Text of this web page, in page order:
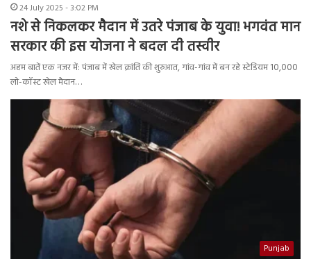
24 July 2025 - 3:02 PM
नशे से निकलकर मैदान में उतरे पंजाब के युवा! भगवंत मान
सरकार की इस योजना ने बदल दी तस्वीर
अहम बातें एक नजर में: पंजाब में खेल क्रांति की शुरुआत, गांव-गांव में बन रहे स्टेडियम 10,000
लो-कॉस्ट खेल मैदान…
Punjab